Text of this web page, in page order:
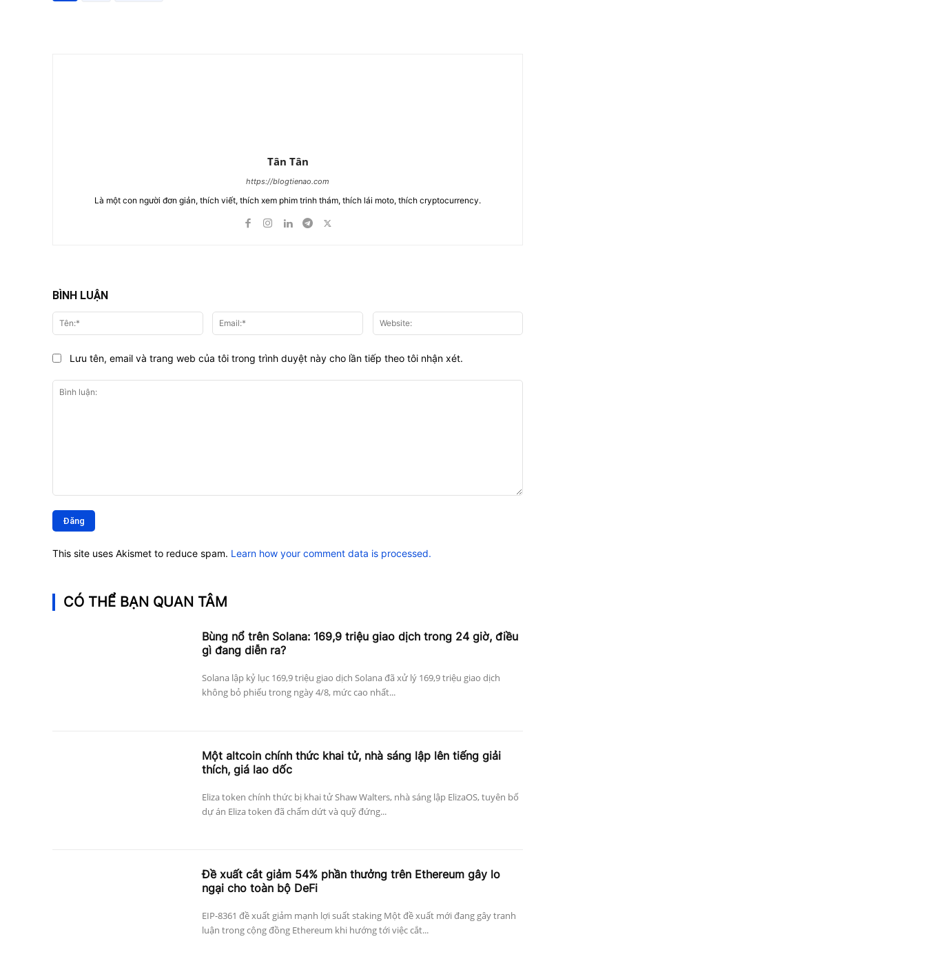
Tân Tân
https://blogtienao.com
Là một con người đơn giản, thích viết, thích xem phim trinh thám, thích lái moto, thích cryptocurrency.
BÌNH LUẬN
luận:
Tên:* Email:*
Lưu tên, email và trang web của tôi trong trình duyệt này cho lần tiếp theo tôi nhận xét.
This site uses Akismet to reduce spam. Learn how your comment data is processed.
CÓ THỂ BẠN QUAN TÂM
Bùng nổ trên Solana: 169,9 triệu giao dịch trong 24 giờ, điều
gì đang diễn ra?
Solana lập kỷ lục 169,9 triệu giao dịch Solana đã xử lý 169,9 triệu giao dịch
không bỏ phiếu trong ngày 4/8, mức cao nhất...
Một altcoin chính thức khai tử, nhà sáng lập lên tiếng giải
thích, giá lao dốc
Eliza token chính thức bị khai tử Shaw Walters, nhà sáng lập ElizaOS, tuyên bố
dự án Eliza token đã chấm dứt và quỹ đứng...
Đề xuất cắt giảm 54% phần thưởng trên Ethereum gây lo
ngại cho toàn bộ DeFi
EIP-8361 đề xuất giảm mạnh lợi suất staking Một đề xuất mới đang gây tranh
luận trong cộng đồng Ethereum khi hướng tới việc cắt...